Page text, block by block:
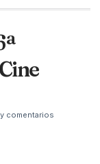
comentarios